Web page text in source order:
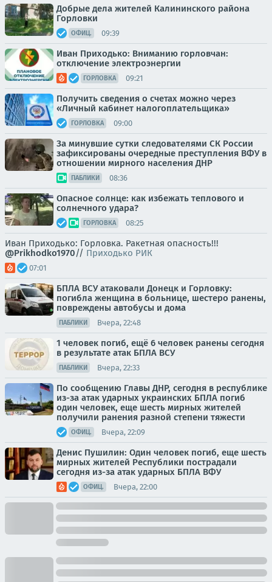
Добрые дела жителей Калининского района
Горловки
ОФИЦ. 09:39
Иван Приходько: Вниманию горловчан:
отключение электроэнергии
ГОРЛОВКА 09:21
Получить сведения о счетах можно через
«Личный кабинет налогоплательщика»
ГОРЛОВКА 09:00
За минувшие сутки следователями СК России
зафиксированы очередные преступления ВФУ в
отношении мирного населения ДНР
ПАБЛИКИ 08:36
Опасное солнце: как избежать теплового и
солнечного удара?
ГОРЛОВКА 08:25
Иван Приходько: Горловка. Ракетная опасность!!!
@Prikhodko1970// Приходько РИК
07:01
БПЛА ВСУ атаковали Донецк и Горловку:
погибла женщина в больнице, шестеро ранены,
повреждены автобусы и дома
ПАБЛИКИ Вчера, 22:48
1 человек погиб, ещё 6 человек ранены сегодня
в результате атак БПЛА ВСУ
ПАБЛИКИ Вчера, 22:33
По сообщению Главы ДНР, сегодня в республике
из-за атак ударных украинских БПЛА погиб
один человек, еще шесть мирных жителей
получили ранения разной степени тяжести
ОФИЦ. Вчера, 22:09
Денис Пушилин: Один человек погиб, еще шесть
мирных жителей Республики пострадали
сегодня из-за атак ударных БПЛА ВФУ
ОФИЦ. Вчера, 22:00